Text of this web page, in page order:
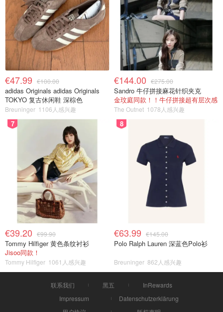
€47.99 €100.00
adidas Originals adidas Originals
TOKYO 复古休闲鞋 深棕色
Breuninger 1106人感兴趣
€144.00 €275.00
Sandro 牛仔拼接麻花针织夹克
金玟庭同款！！牛仔拼接超有层次感
The Outnet 1078人感兴趣
7
€39.20 €99.90
Tommy Hilfiger 黄色条纹衬衫
Jisoo同款！
Tommy Hilfiger 1061人感兴趣
8
€63.99 €145.00
Polo Ralph Lauren 深蓝色Polo衫
Breuninger 862人感兴趣
联系我们 黑五
InRewards
Impressum
Datenschutzerklärung